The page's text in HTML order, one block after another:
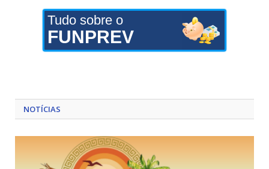
Tudo sobre o
FUNPREV
NOTÍCIAS